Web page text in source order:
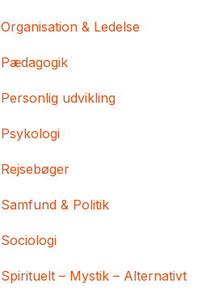
Organisation & Ledelse
Pædagogik
Personlig udvikling
Psykologi
Rejsebøger
Samfund & Politik
Sociologi
Spirituelt – Mystik – Alternativt